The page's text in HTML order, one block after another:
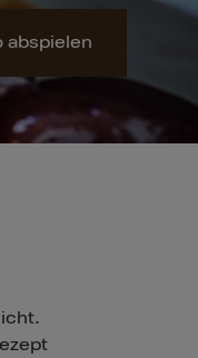
abspielen